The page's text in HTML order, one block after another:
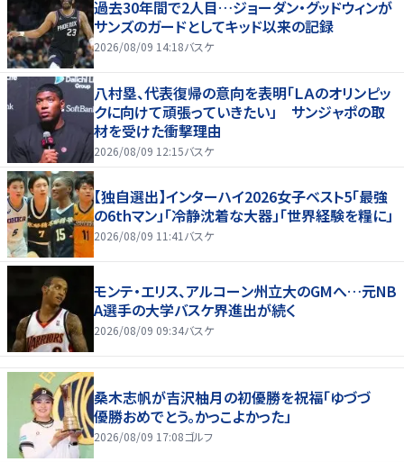
過去30年間で2人目…ジョーダン・グッドウィンが
サンズのガードとしてキッド以来の記録
2026/08/09 14:18バスケ
八村塁、代表復帰の意向を表明「ＬＡのオリンピッ
クに向けて頑張っていきたい」 サンジャポの取
材を受けた衝撃理由
2026/08/09 12:15バスケ
【独自選出】インターハイ2026女子ベスト5「最強
の6thマン」「冷静沈着な大器」「世界経験を糧に」
2026/08/09 11:41 バスケ
モンテ・エリス、アルコーン州立大のGMへ…元NB
A選手の大学バスケ界進出が続く
2026/08/09 09:34バスケ
桑木志帆が吉沢柚月の初優勝を祝福「ゆづづ
優勝おめでとう。かっこよかった」
2026/08/09 17:08ゴルフ